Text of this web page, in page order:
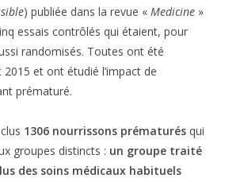
) publiée dans la revue «Medicine »
essais contrôlés qui étaient, pour
randomisés. Toutes ont été
et ont étudié l’impact de
prématuré.
1306 nourrissons prématurés qui
groupes distincts : un groupe traité
des soins médicaux habituels